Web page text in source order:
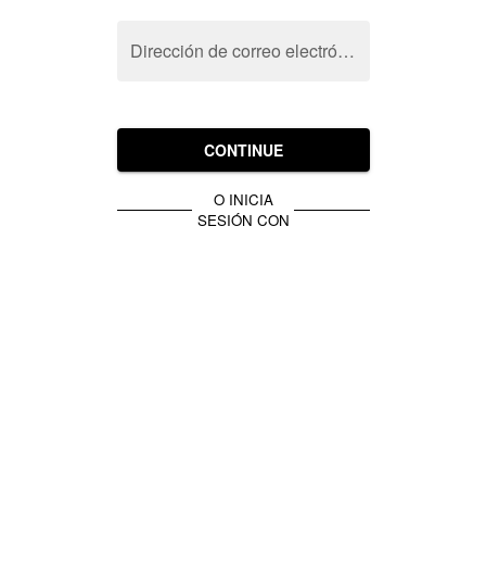
Dirección de correo electrónico
CONTINUE
O INICIA
SESIÓN CON